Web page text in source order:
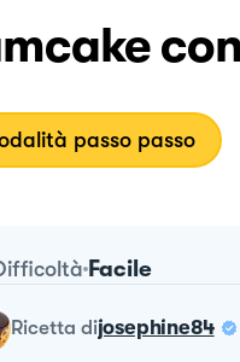
passo passo
Facile
ricetta dijosephine84